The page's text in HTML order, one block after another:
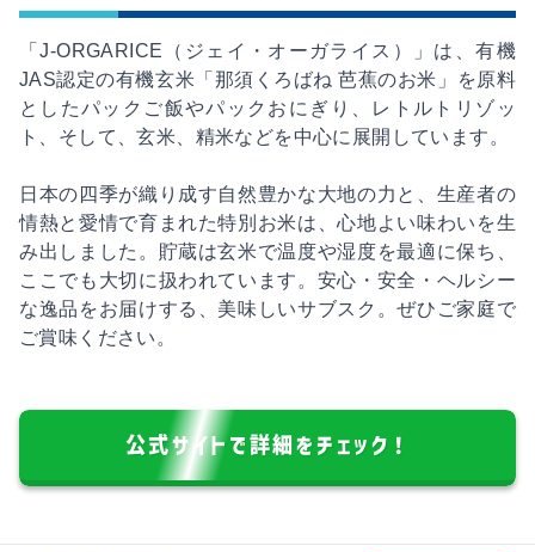
「J-ORGARICE（ジェイ・オーガライス）」は、有機
JAS認定の有機玄米「那須くろばね 芭蕉のお米」を原料
としたパックご飯やパックおにぎり、レトルトリゾッ
ト、そして、玄米、精米などを中心に展開しています。
日本の四季が織り成す自然豊かな大地の力と、生産者の
情熱と愛情で育まれた特別お米は、心地よい味わいを生
み出しました。貯蔵は玄米で温度や湿度を最適に保ち、
ここでも大切に扱われています。安心・安全・ヘルシー
な逸品をお届けする、美味しいサブスク。ぜひご家庭で
ご賞味ください。
公式サイトで詳細をチェック！